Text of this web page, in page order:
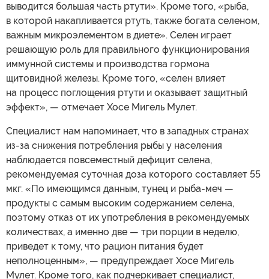
выводится большая часть ртути». Кроме того, «рыба,
в которой накапливается ртуть, также богата селеном,
важным микроэлементом в диете». Селен играет
решающую роль для правильного функционирования
иммунной системы и производства гормона
щитовидной железы. Кроме того, «селен влияет
на процесс поглощения ртути и оказывает защитный
эффект», — отмечает Хосе Мигель Мулет.
Специалист нам напоминает, что в западных странах
из-за снижения потребления рыбы у населения
наблюдается повсеместный дефицит селена,
рекомендуемая суточная доза которого составляет 55
мкг. «По имеющимся данным, тунец и рыба-меч —
продукты с самым высоким содержанием селена,
поэтому отказ от их употребления в рекомендуемых
количествах, а именно две — три порции в неделю,
приведет к тому, что рацион питания будет
неполноценным», — предупреждает Хосе Мигель
Мулет. Кроме того, как подчеркивает специалист,